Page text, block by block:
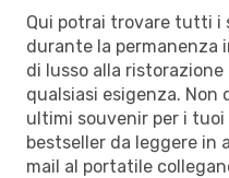
Qui potrai trovare tutti i
durante la permanenza
di lusso alla
qualsiasi esigenza.
ultimi souvenir per i
bestseller da leggere in
mail al portatile